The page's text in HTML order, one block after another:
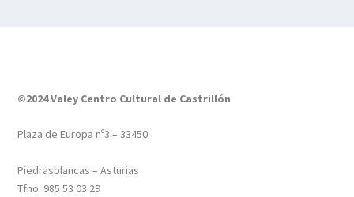
©2024 Valey Centro Cultural de Castrillón
Plaza de Europa nº3 – 33450
Piedrasblancas – Asturias
Tfno: 985 53 03 29